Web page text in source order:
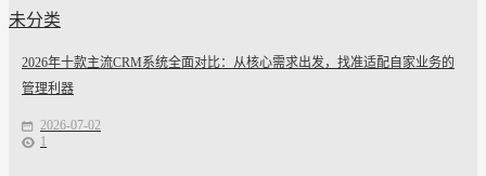
未分类
2026年十款主流CRM系统全面对比：从核心需求出发，找准适配自家业务的
管理利器
2026-07-02
1